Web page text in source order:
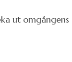
ut omgångens